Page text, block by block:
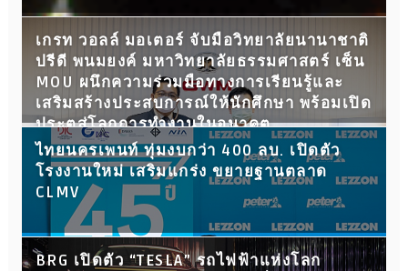
เกรท วอลล์ มอเตอร์ จับมือวิทยาลัยนานาชาติ
ปรีดี พนมยงค์ มหาวิทยาลัยธรรมศาสตร์ เซ็น
MOU ผนึกความร่วมมือทางการเรียนรู้และ
เสริมสร้างประสบการณ์ให้นักศึกษา พร้อมเปิด
ประตูสู่โลกการทำงานในอนาคต
ไทยนครเพนท์ ทุ่มงบกว่า 400 ลบ. เปิดตัว
โรงงานใหม่ เสริมแกร่ง ขยายฐานตลาด
CLMV
BRG เปิดตัว “TESLA” รถไฟฟ้าแห่งโลก